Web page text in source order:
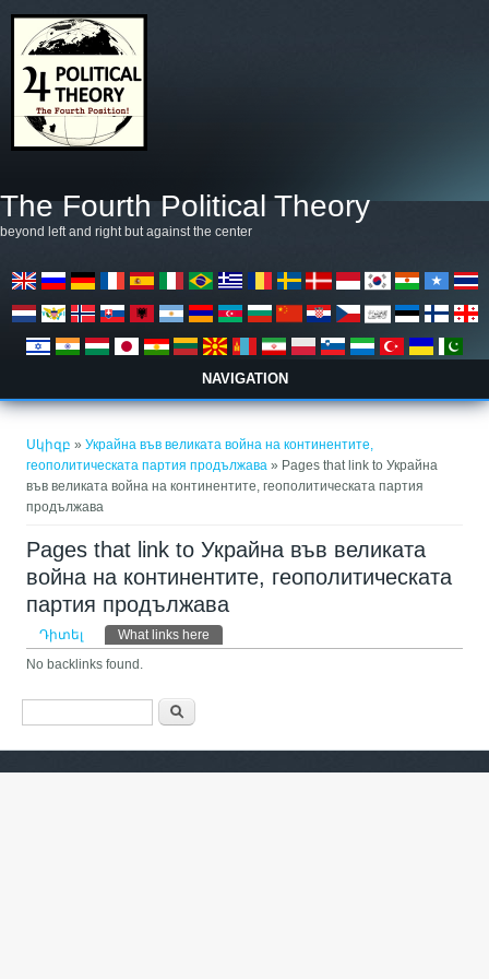
The Fourth Political Theory
beyond left and right but against the center
NAVIGATION
Սկիզբ »Украйна във великата война на континентите,
геополитическата партия продължава » Pages that link to Украйна
във великата война на континентите, геополитическата партия
продължава
Pages that link to Украйна във великата
война на континентите, геополитическата
партия продължава
Primary tabs
Դիտել What links here
No backlinks found.